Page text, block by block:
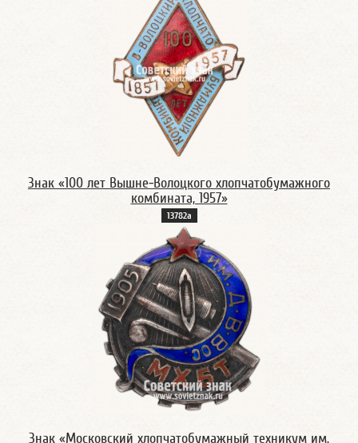
Знак «100 лет Вышне-Волоцкого хлопчатобумажного
комбината, 1957»
13782а
Знак «Московский хлопчатобумажный техникум им.